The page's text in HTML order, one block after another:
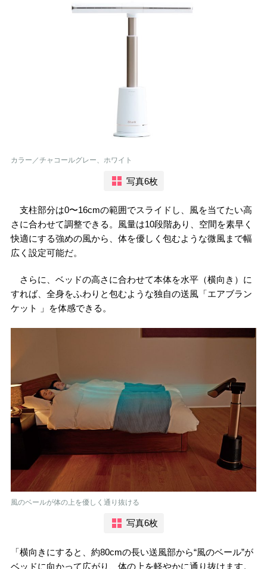
カラー／チャコールグレー、ホワイト
写真6枚
支柱部分は0〜16cmの範囲でスライドし、風を当てたい高
さに合わせて調整できる。風量は10段階あり、空間を素早く
快適にする強めの風から、体を優しく包むような微風まで幅
広く設定可能だ。
さらに、ベッドの高さに合わせて本体を水平（横向き）に
すれば、全身をふわりと包むような独自の送風「エアブラン
ケット 」を体感できる。
風のベールが体の上を優しく通り抜ける
写真6枚
「横向きにすると、約80cmの長い送風部から“風のベール”が
ベッドに向かって広がり、体の上を軽やかに通り抜けます。